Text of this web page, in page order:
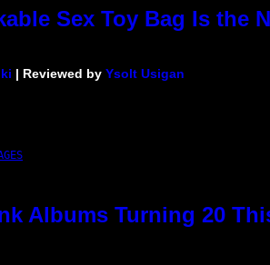
Sex Toy Bag Is the
| Reviewed by Ysolt Usigan
Albums Turning 20